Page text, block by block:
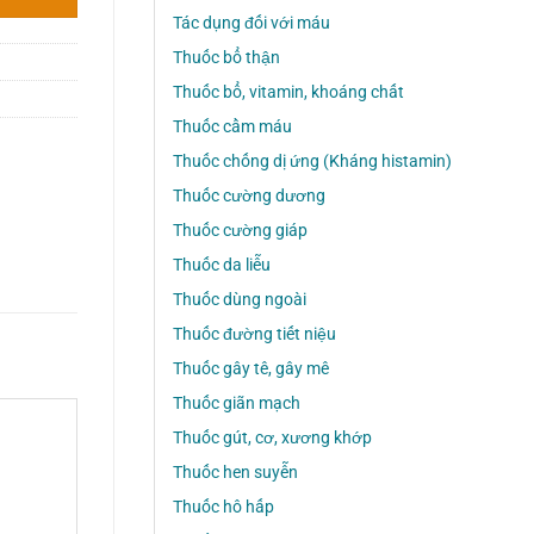
Tác dụng đối với máu
Thuốc bổ thận
Thuốc bổ, vitamin, khoáng chất
Thuốc cầm máu
Thuốc chống dị ứng (Kháng histamin)
Thuốc cường dương
Thuốc cường giáp
Thuốc da liễu
Thuốc dùng ngoài
Thuốc đường tiết niệu
Thuốc gây tê, gây mê
Thuốc giãn mạch
Thuốc gút, cơ, xương khớp
Thuốc hen suyễn
Thuốc hô hấp